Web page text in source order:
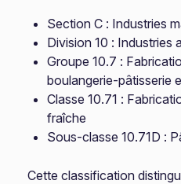
Section C : Industries
Division 10 : Industries
Groupe 10.7 :
boulangerie-pâtisserie
Classe 10.71 :
fraîche
Sous-classe 10.71D :
Cette classification